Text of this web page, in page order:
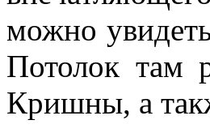
можно
Потолок там
Кришны, а